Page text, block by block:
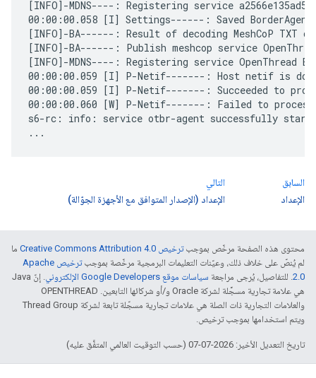
السابق
الإعداد
التالي
الإعداد (الإصدار المتوافق مع الأجهزة الجوّالة)
محتوى هذه الصفحة مرخّص بموجبترخيص Creative Commons Attribution 4.0‏
ما
لم يُنصّ على خلاف ذلك، وعيّنات التعليمات البرمجية مرخّصة بموجب
ترخيص Apache
2.0‏. للتفاصيل، يُرجى مراجعة سياسات موقع Google Developers الإلكتروني
. إنّ Java
هي علامة تجارية مسجَّلة لشركة Oracle و/أو شركائها التابعين. ‫OPENTHREAD
والعلامات التجارية ذات الصلة هي علامات تجارية مسجّلة تابعة لشركة Thread Group
ويتم استخدامها بموجب ترخيص.
تاريخ التعديل الأخير: 2026-07-07 (حسب التوقيت العالمي المتفَّق عليه)